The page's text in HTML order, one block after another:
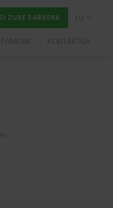
ZURE SARRERA
EU
KONTAKTUA